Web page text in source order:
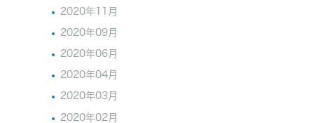
2020年11月
2020年09月
2020年06月
2020年04月
2020年03月
2020年02月